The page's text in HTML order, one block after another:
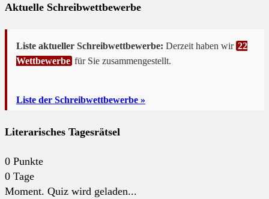
Aktuelle Schreibwettbewerbe
Liste aktueller Schreibwettbewerbe: Derzeit haben wir 22
Wettbewerbe für Sie zusammengestellt.
Liste der Schreibwettbewerbe »
Literarisches Tagesrätsel
0 Punkte
0 Tage
Moment. Quiz wird geladen...